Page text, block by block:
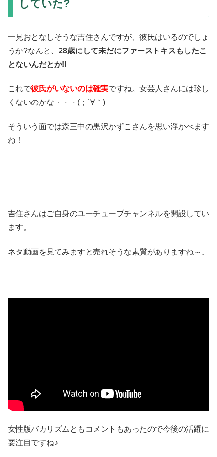
していた?
一見おとなしそうな吉住さんですが、彼氏はいるのでしょ
うか?なんと、 28歳にして未だにファーストキスもしたこ
とないんだとか!!
これで彼氏がいないのは確実ですね。女芸人さんには珍し
くないのかな・・・(；´∀｀)
そういう面では森三中の黒沢かずこさんを思い浮かべます
ね！
吉住さんはご自身のユーチューブチャンネルを開設してい
ます。
ネタ動画を見てみますと売れそうな素質がありますね～。
女性版バカリズムともコメントもあったので今後の活躍に
要注目ですね♪